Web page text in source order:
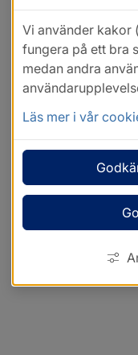
Vi använder kakor
fungera på ett bra
medan andra
Läs mer i vår